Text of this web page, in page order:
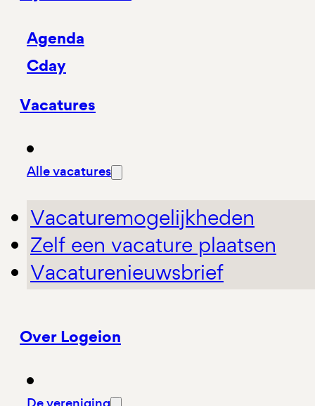
Agenda
Cday
Vacatures
Alle vacatures
Vacaturemogelijkheden
Zelf een vacature plaatsen
Vacaturenieuwsbrief
Over Logeion